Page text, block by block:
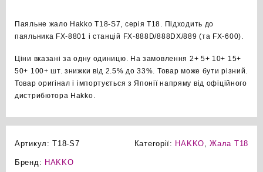
Паяльне жало Hakko T18-S7, серія T18. Підходить до
паяльника FX-8801 і станцій FX-888D/888DX/889 (та FX-600).
Ціни вказані за одну одиницю. На замовлення 2+ 5+ 10+ 15+
50+ 100+ шт. знижки від 2.5% до 33%. Товар може бути різний.
Товар оригінал і імпортується з Японії напряму від офіційного
дистрибютора Hakko.
Артикул:T18-S7 Категорії: HAKKO ,Жала T18
Бренд: HAKKO